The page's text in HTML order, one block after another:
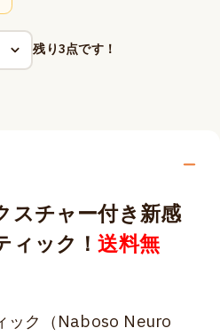
残り3点です！
スチャー付き新感
ィック​！送料無
ック（Naboso Neuro